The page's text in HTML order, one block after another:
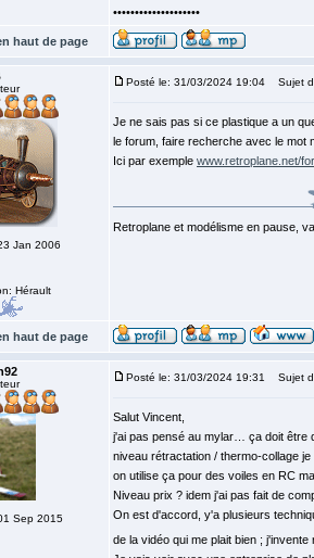
••••••••••••••••••••
haut de page
Jan 2006
Hérault
Posté le: 31/03/2024 19:04 Sujet
Je ne sais pas si ce plastique a un
le forum, faire recherche avec le mot
Ici par exemple www.retroplane.net/
Retroplane et modélisme en pause,
haut de page
Sep 2015
Posté le: 31/03/2024 19:31 Sujet
Salut Vincent,
j'ai pas pensé au mylar… ça doit être
niveau rétractation / thermo-collage
on utilise ça pour des voiles en RC
Niveau prix ? idem j'ai pas fait de
On est d'accord, y'a plusieurs
de la vidéo qui me plait bien ;